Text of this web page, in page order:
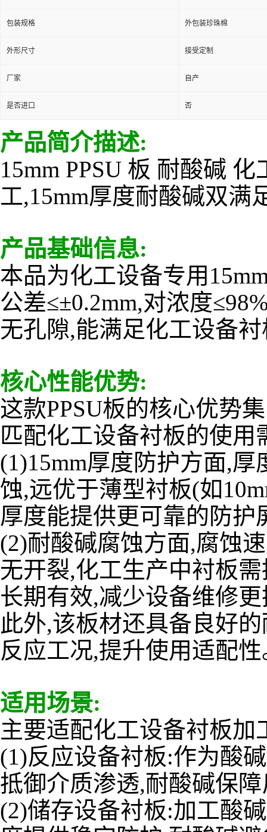
包装规格 外包装珍珠棉
外形尺寸 接受定制
厂家 自产
是否进口 否
产品简介描述:
15mm PPSU 板 耐酸碱
工,15mm厚度耐酸碱双满
产品基础信息:
本品为化工设备专用
公差≤±0.2mm,对浓度
无孔隙,能满足化工设备
核心性能优势:
这款PPSU板的核心优势
匹配化工设备衬板的使用
(1)15mm厚度防护方面,
蚀,远优于薄型衬板(如
厚度能提供更可靠的防护
(2)耐酸碱腐蚀方面,腐蚀
无开裂,化工生产中衬板
长期有效,减少设备维修
此外,该板材还具备良好
反应工况,提升使用适配性
适用场景:
主要适配化工设备衬板
(1)反应设备衬板:作为酸
抵御介质渗透,耐酸碱保
(2)储存设备衬板:加工酸